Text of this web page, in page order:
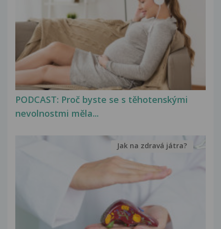
PODCAST: Proč byste se s těhotenskými
nevolnostmi měla...
Jak na zdravá játra?